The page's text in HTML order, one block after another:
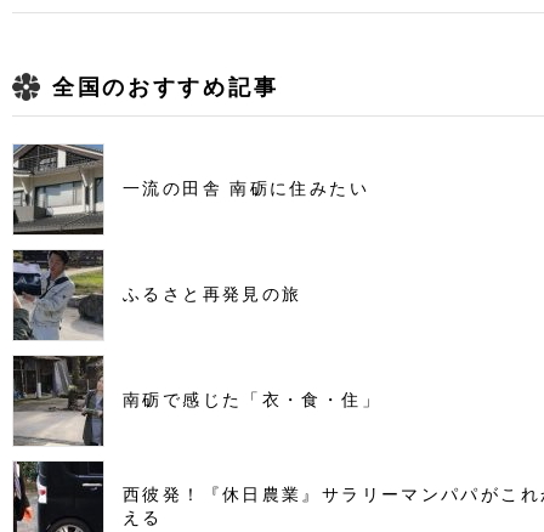
全国のおすすめ記事
一流の田舎 南砺に住みたい
ふるさと再発見の旅
南砺で感じた「衣・食・住」
西彼発！『休日農業』サラリーマンパパがこ
える